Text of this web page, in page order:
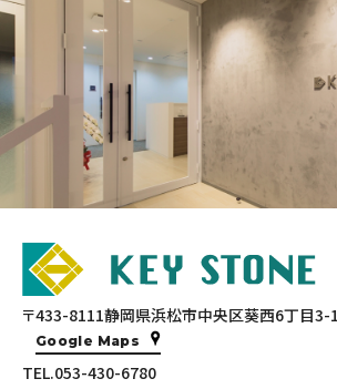
〒433-8111静岡県浜松市中央区葵西6丁目3-
Google Maps
TEL.053-430-6780